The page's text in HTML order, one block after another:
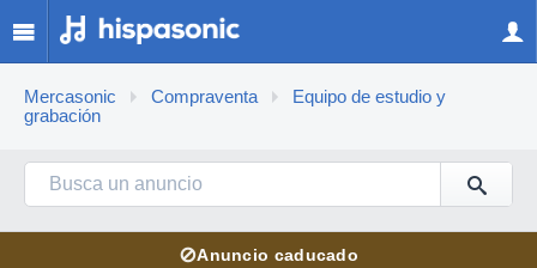
Mercasonic Compraventa
Equipo de estudio y
grabación
⊘Anuncio caducado